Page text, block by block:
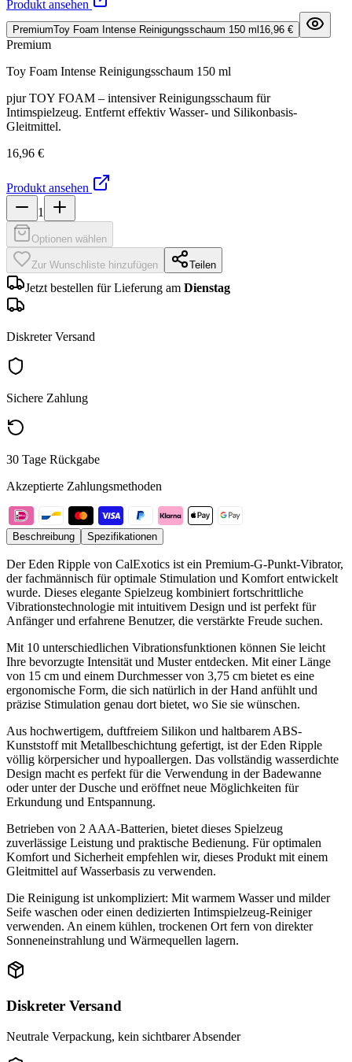
Produkt ansehen
PremiumToy Foam Intense Reinigungsschaum 150 ml 16,96 €
Premium
Toy Foam Intense Reinigungsschaum 150 ml
pjur TOY FOAM – intensiver Reinigungsschaum für
Intimspielzeug. Entfernt effektiv Wasser- und Silikonbasis-
Gleitmittel.
16,96 €
Produkt ansehen
1
Optionen wählen
Zur Wunschliste hinzufügen Teilen
Jetzt bestellen für Lieferung am Dienstag
Diskreter Versand
Sichere Zahlung
30 Tage Rückgabe
Akzeptierte Zahlungsmethoden
Beschreibung Spezifikationen
Der Eden Ripple von CalExotics ist ein Premium-G-Punkt-Vibrator,
der fachmännisch für optimale Stimulation und Komfort entwickelt
wurde. Dieses elegante Spielzeug kombiniert fortschrittliche
Vibrationstechnologie mit intuitivem Design und ist perfekt für
Anfänger und erfahrene Benutzer, die verstärkte Freude suchen.
Mit 10 unterschiedlichen Vibrationsfunktionen können Sie leicht
Ihre bevorzugte Intensität und Muster entdecken. Mit einer Länge
von 15 cm und einem Durchmesser von 3,75 cm bietet es eine
ergonomische Form, die sich natürlich in der Hand anfühlt und
präzise Stimulation genau dort bietet, wo Sie sie wünschen.
Aus hochwertigem, duftfreiem Silikon und haltbarem ABS-
Kunststoff mit Metallbeschichtung gefertigt, ist der Eden Ripple
völlig körpersicher und hypoallergen. Das vollständig wasserdichte
Design macht es perfekt für die Verwendung in der Badewanne
oder unter der Dusche und eröffnet neue Möglichkeiten für
Erkundung und Entspannung.
Betrieben von 2 AAA-Batterien, bietet dieses Spielzeug
zuverlässige Leistung und praktische Bedienung. Für optimalen
Komfort und Sicherheit empfehlen wir, dieses Produkt mit einem
Gleitmittel auf Wasserbasis zu verwenden.
Die Reinigung ist unkompliziert: Mit warmem Wasser und milder
Seife waschen oder einen dedizierten Intimspielzeug-Reiniger
verwenden. An einem kühlen, trockenen Ort fern von direkter
Sonneneinstrahlung und Wärmequellen lagern.
Diskreter Versand
Neutrale Verpackung, kein sichtbarer Absender